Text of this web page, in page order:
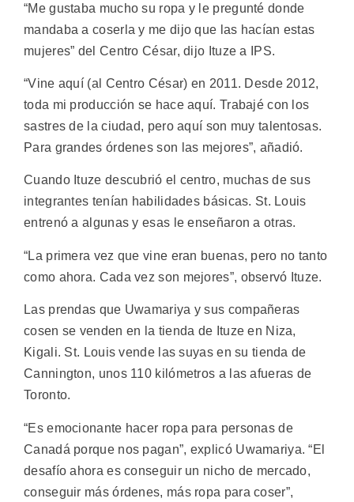
“Me gustaba mucho su ropa y le pregunté donde
mandaba a coserla y me dijo que las hacían estas
mujeres” del Centro César, dijo Ituze a IPS.
“Vine aquí (al Centro César) en 2011. Desde 2012,
toda mi producción se hace aquí. Trabajé con los
sastres de la ciudad, pero aquí son muy talentosas.
Para grandes órdenes son las mejores”, añadió.
Cuando Ituze descubrió el centro, muchas de sus
integrantes tenían habilidades básicas. St. Louis
entrenó a algunas y esas le enseñaron a otras.
“La primera vez que vine eran buenas, pero no tanto
como ahora. Cada vez son mejores”, observó Ituze.
Las prendas que Uwamariya y sus compañeras
cosen se venden en la tienda de Ituze en Niza,
Kigali. St. Louis vende las suyas en su tienda de
Cannington, unos 110 kilómetros a las afueras de
Toronto.
“Es emocionante hacer ropa para personas de
Canadá porque nos pagan”, explicó Uwamariya. “El
desafío ahora es conseguir un nicho de mercado,
conseguir más órdenes, más ropa para coser”,